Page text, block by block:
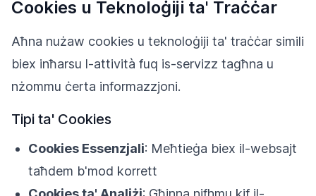
Cookies u Teknoloġiji ta' Traċċar
Aħna nużaw cookies u teknoloġiji ta' traċċar simili
biex inħarsu l-attività fuq is-servizz tagħna u
nżommu ċerta informazzjoni.
Tipi ta' Cookies
Cookies Essenzjali: Meħtieġa biex il-websajt
taħdem b'mod korrett